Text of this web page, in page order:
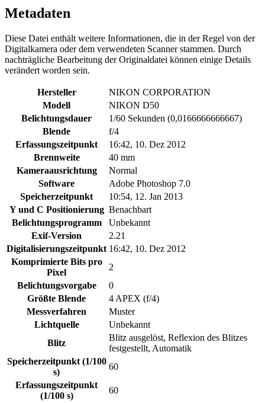
Metadaten
Diese Datei enthält weitere Informationen, die in der Regel von der
Digitalkamera oder dem verwendeten Scanner stammen. Durch
nachträgliche Bearbeitung der Originaldatei können einige Details
verändert worden sein.
Hersteller
NIKON CORPORATION
Modell
NIKON D50
Belichtungsdauer
1/60 Sekunden (0,0166666666667)
Blende
f/4
Erfassungszeitpunkt
16:42, 10. Dez 2012
Brennweite
40 mm
Kameraausrichtung
Normal
Software
Adobe Photoshop 7.0
Speicherzeitpunkt
10:54, 12. Jan 2013
Y und C Positionierung Benachbart
Belichtungsprogramm
Unbekannt
Exif-Version
2.21
Digitalisierungszeitpunkt 16:42, 10. Dez 2012
Komprimierte Bits pro
Pixel
2
Belichtungsvorgabe
0
Größte Blende
4 APEX (f/4)
Messverfahren
Muster
Lichtquelle
Unbekannt
Blitz
Blitz ausgelöst, Reflexion des Blitzes
festgestellt, Automatik
Speicherzeitpunkt (1/100
s)
60
Erfassungszeitpunkt
(1/100 s)
60